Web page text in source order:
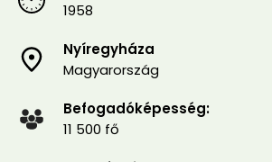
1958
Nyíregyháza
Magyarország
Befogadóképesség:
11 500 fő